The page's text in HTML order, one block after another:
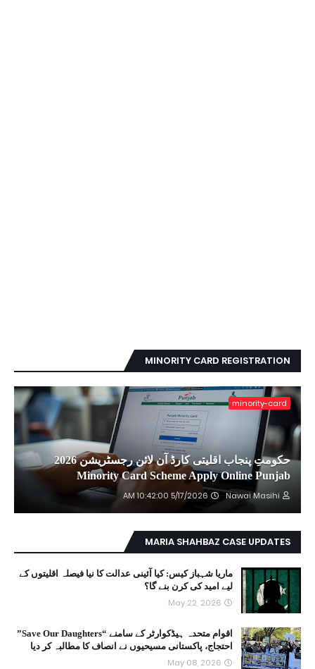
MINORITY CARD REGISTRATION
minority-card
حکومتِ پنجاب اقلیتی کارڈ آن لائن رجسٹریشن 2026
Minority Card Scheme Apply Online Punjab
Nawai Masihi
5/17/2026 10:42:00 AM
MARIA SHAHBAZ CASE UPDATES
ماریا شہباز کیس: کیا آئینی عدالت کا نیا فیصلہ اقلیتوں کے
لیے امید کی کرن بنے گا؟
May 22, 2026
اقوام متحدہ ہیڈکوارٹر کے سامنے “Save Our Daughters”
احتجاج، پاکستانی مسیحیوں نے انصاف کا مطالبہ کر دیا
May 08, 2026